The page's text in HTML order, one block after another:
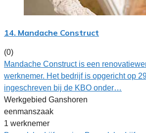
14. Mandache Construct
(0)
Mandache Construct is een
werknemer. Het bedrijf is opgericht op
ingeschreven bij de KBO onder…
Werkgebied Ganshoren
eenmanszaak
1 werknemer